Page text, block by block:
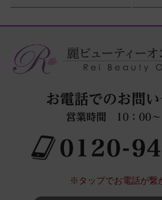
※タップでお電話が繋